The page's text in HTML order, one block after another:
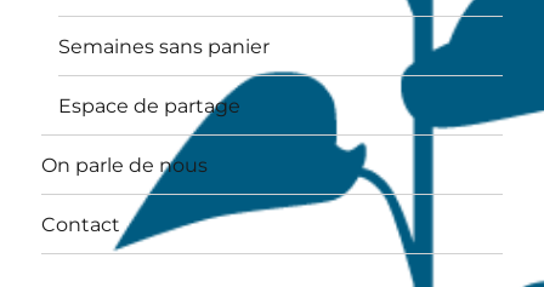
menu
Semaines sans panier
Espace de partage
On parle de nous
Contact